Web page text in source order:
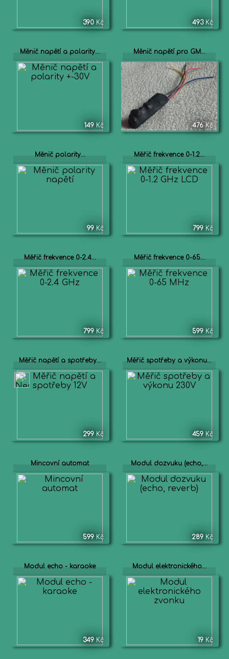
390 Kč 493 Kč
Měnič napětí a polarity...
149 Kč
Měnič napětí pro GM...
476Kč
Měnič polarity...
99 Kč
Měřič frekvence 0-1.2...
799 Kč
Měřič frekvence 0-2.4...
799 Kč
Měřič frekvence 0-65...
599 Kč
Měřič napětí a spotřeby...
299 Kč
Měřič spotřeby a výkonu...
459 Kč
Mincovní automat
599 Kč
Modul dozvuku (echo,...
289 Kč
Modul echo - karaoke
349 Kč
Modul elektronického...
19 Kč